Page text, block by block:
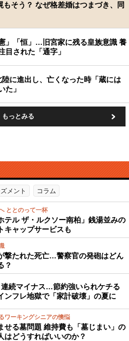
もそう？ なぜ格差婚はつまづき、同
」「恒」…旧宮家に残る皇族意識 養
目された「通字」
陸に進出し、亡くなった時「蔵には
た」
もっとみる
メント コラム
ととのって一杯
テル ザ・ルクソー南柏」銭湯並みの
キャップサービスも
撃たれた死亡…警察官の発砲はどん
？
続マイナス…節約強いられケチる
ンフレ地獄で「家計破壊」の夏に
ワーキングシニアの懊悩
せる墓問題 維持費も「墓じまい」の
はどうすればいいのか？